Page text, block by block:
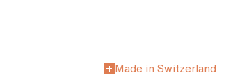
Made in Switzerland